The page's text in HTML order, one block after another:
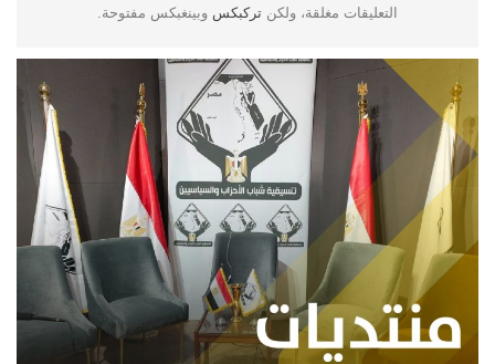
التعليقات مغلقة، ولكن تركبكس وبينغبكس مفتوحة.